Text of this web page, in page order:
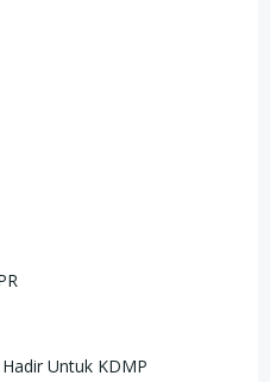
Untuk KDMP